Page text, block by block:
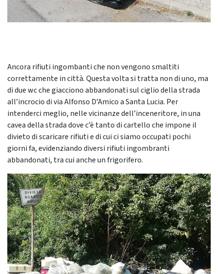
Ancora rifiuti ingombanti che non vengono smaltiti
correttamente in città. Questa volta si tratta non di uno, ma
di due wc che giacciono abbandonati sul ciglio della strada
all’incrocio di via Alfonso D’Amico a Santa Lucia. Per
intenderci meglio, nelle vicinanze dell’inceneritore, in una
cavea della strada dove c’è tanto di cartello che impone il
divieto di scaricare rifiuti e di cui ci siamo occupati pochi
giorni fa, evidenziando diversi rifiuti ingombranti
abbandonati, tra cui anche un frigorifero.